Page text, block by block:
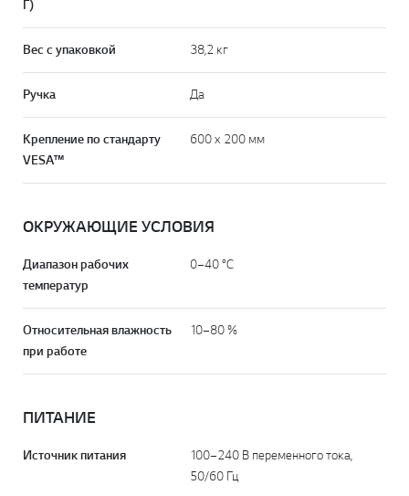
Г)
Вес с упаковкой 38,2 кг
Ручка Да
Крепление по стандарту
VESA™
600 x 200 мм
ОКРУЖАЮЩИЕ УСЛОВИЯ
Диапазон рабочих
температур
0–40 °C
Относительная влажность
при работе
10–80 %
ПИТАНИЕ
Источник питания
100–240 В переменного тока,
50/60 Гц